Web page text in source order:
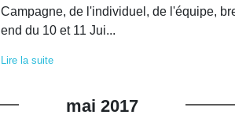
Campagne, de l'individuel, de l'équipe,
end du 10 et 11 Jui...
Lire la suite
mai 2017